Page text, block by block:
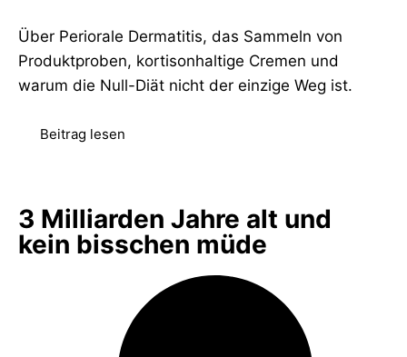
Über Periorale Dermatitis, das Sammeln von
Produktproben, kortisonhaltige Cremen und
warum die Null-Diät nicht der einzige Weg ist.
Beitrag lesen
3 Milliarden Jahre alt und
kein bisschen müde